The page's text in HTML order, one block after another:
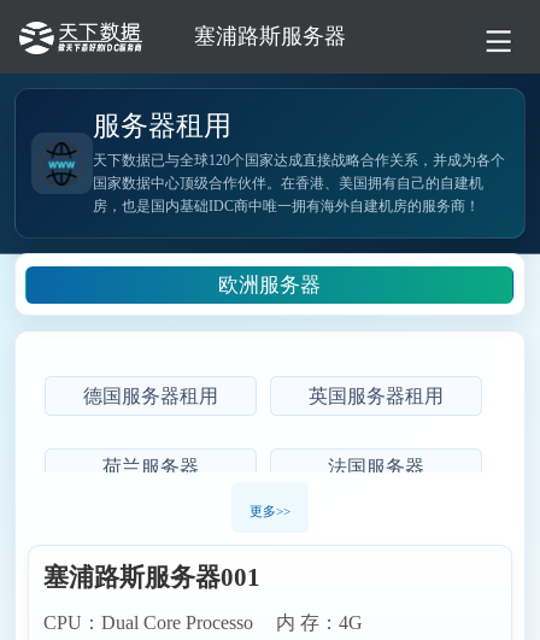
塞浦路斯服务器
服务器租用
天下数据已与全球120个国家达成直接战略合作关系，并成为各个
国家数据中心顶级合作伙伴。在香港、美国拥有自己的自建机
房，也是国内基础IDC商中唯一拥有海外自建机房的服务商！
欧洲服务器
德国服务器租用 英国服务器租用
荷兰服务器 法国服务器
更多>>
塞浦路斯服务器001
CPU：Dual Core Processo 内 存：4G